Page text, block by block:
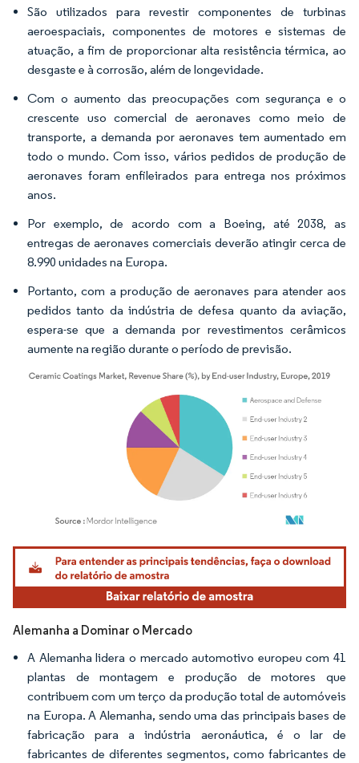
São utilizados para revestir componentes de turbinas
aeroespaciais, componentes de motores e sistemas de
atuação, a fim de proporcionar alta resistência térmica, ao
desgaste e à corrosão, além de longevidade.
Com o aumento das preocupações com segurança e o
crescente uso comercial de aeronaves como meio de
transporte, a demanda por aeronaves tem aumentado em
todo o mundo. Com isso, vários pedidos de produção de
aeronaves foram enfileirados para entrega nos próximos
anos.
Por exemplo, de acordo com a Boeing, até 2038, as
entregas de aeronaves comerciais deverão atingir cerca de
8.990 unidades na Europa.
Portanto, com a produção de aeronaves para atender aos
pedidos tanto da indústria de defesa quanto da aviação,
espera-se que a demanda por revestimentos cerâmicos
aumente na região durante o período de previsão.
Imagem © Mordor Intelligence. O reuso requer atribuição conforme CC BY 4.0.
Alemanha a Dominar o Mercado
A Alemanha lidera o mercado automotivo europeu com 41
plantas de montagem e produção de motores que
contribuem com um terço da produção total de automóveis
na Europa. A Alemanha, sendo uma das principais bases de
fabricação para a indústria aeronáutica, é o lar de
fabricantes de diferentes segmentos, como fabricantes de